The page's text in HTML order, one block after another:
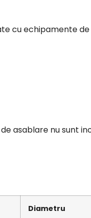
cu echipamente
asablare nu sunt
Diametru